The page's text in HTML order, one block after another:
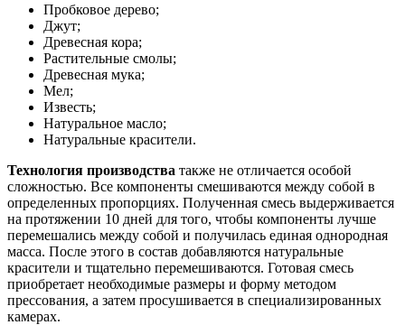
Пробковое дерево;
Джут;
Древесная кора;
Растительные смолы;
Древесная мука;
Мел;
Известь;
Натуральное масло;
Натуральные красители.
Технология производства также не отличается особой
сложностью. Все компоненты смешиваются между собой в
определенных пропорциях. Полученная смесь выдерживается
на протяжении 10 дней для того, чтобы компоненты лучше
перемешались между собой и получилась единая однородная
масса. После этого в состав добавляются натуральные
красители и тщательно перемешиваются. Готовая смесь
приобретает необходимые размеры и форму методом
прессования, а затем просушивается в специализированных
камерах.